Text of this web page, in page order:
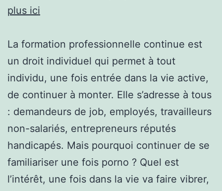
plus ici
La formation professionnelle continue est
un droit individuel qui permet à tout
individu, une fois entrée dans la vie active,
de continuer à monter. Elle s’adresse à tous
: demandeurs de job, employés, travailleurs
non-salariés, entrepreneurs réputés
handicapés. Mais pourquoi continuer de se
familiariser une fois porno ? Quel est
l’intérêt, une fois dans la vie va faire vibrer,